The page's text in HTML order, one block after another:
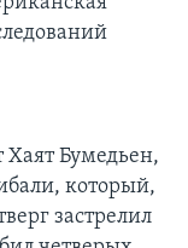
Бумедьен,
который,
застрелил